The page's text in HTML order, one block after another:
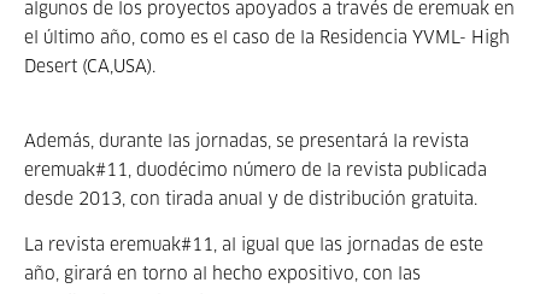
algunos de los proyectos apoyados a través de eremuak en
el último año, como es el caso de la Residencia YVML- High
Desert (CA,USA).
Además, durante las jornadas, se presentará la revista
eremuak#11, duodécimo número de la revista publicada
desde 2013, con tirada anual y de distribución gratuita.
La revista eremuak#11, al igual que las jornadas de este
año, girará en torno al hecho expositivo, con las